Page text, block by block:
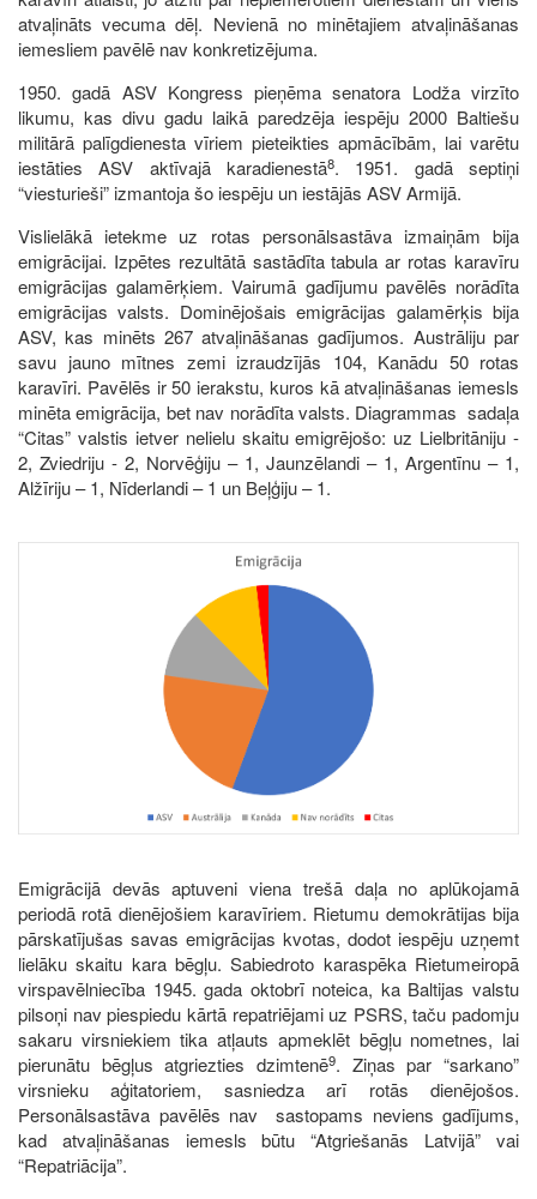
atvaļināts vecuma dēļ. Nevienā no minētajiem atvaļināšanas
iemesliem pavēlē nav konkretizējuma.
1950. gadā ASV Kongress pieņēma senatora Lodža virzīto
likumu, kas divu gadu laikā paredzēja iespēju 2000 Baltiešu
militārā palīgdienesta vīriem pieteikties apmācībām, lai varētu
iestāties ASV aktīvajā karadienestā8. 1951. gadā septiņi
“viesturieši” izmantoja šo iespēju un iestājās ASV Armijā.
Vislielākā ietekme uz rotas personālsastāva izmaiņām bija
emigrācijai. Izpētes rezultātā sastādīta tabula ar rotas karavīru
emigrācijas galamērķiem. Vairumā gadījumu pavēlēs norādīta
emigrācijas valsts. Dominējošais emigrācijas galamērķis bija
ASV, kas minēts 267 atvaļināšanas gadījumos. Austrāliju par
savu jauno mītnes zemi izraudzījās 104, Kanādu 50 rotas
karavīri. Pavēlēs ir 50 ierakstu, kuros kā atvaļināšanas iemesls
minēta emigrācija, bet nav norādīta valsts. Diagrammas sadaļa
“Citas” valstis ietver nelielu skaitu emigrējošo: uz Lielbritāniju -
2, Zviedriju - 2, Norvēģiju – 1, Jaunzēlandi – 1, Argentīnu – 1,
Alžīriju – 1, Nīderlandi – 1 un Beļģiju – 1.
Emigrācijā devās aptuveni viena trešā daļa no aplūkojamā
periodā rotā dienējošiem karavīriem. Rietumu demokrātijas bija
pārskatījušas savas emigrācijas kvotas, dodot iespēju uzņemt
lielāku skaitu kara bēgļu. Sabiedroto karaspēka Rietumeiropā
virspavēlniecība 1945. gada oktobrī noteica, ka Baltijas valstu
pilsoņi nav piespiedu kārtā repatriējami uz PSRS, taču padomju
sakaru virsniekiem tika atļauts apmeklēt bēgļu nometnes, lai
pierunātu bēgļus atgriezties dzimtenē9. Ziņas par “sarkano”
virsnieku aģitatoriem, sasniedza arī rotās dienējošos.
Personālsastāva pavēlēs nav sastopams neviens gadījums,
kad atvaļināšanas iemesls būtu “Atgriešanās Latvijā” vai
“Repatriācija”.